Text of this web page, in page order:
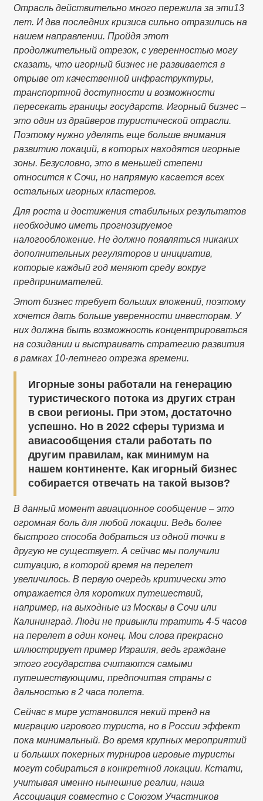
Отрасль действительно много пережила за эти13
лет. И два последних кризиса сильно отразились на
нашем направлении. Пройдя этот
продолжительный отрезок, с уверенностью могу
сказать, что игорный бизнес не развивается в
отрыве от качественной инфраструктуры,
транспортной доступности и возможности
пересекать границы государств. Игорный бизнес –
это один из драйверов туристической отрасли.
Поэтому нужно уделять еще больше внимания
развитию локаций, в которых находятся игорные
зоны. Безусловно, это в меньшей степени
относится к Сочи, но напрямую касается всех
остальных игорных кластеров.
Для роста и достижения стабильных результатов
необходимо иметь прогнозируемое
налогообложение. Не должно появляться никаких
дополнительных регуляторов и инициатив,
которые каждый год меняют среду вокруг
предпринимателей.
Этот бизнес требует больших вложений, поэтому
хочется дать больше уверенности инвесторам. У
них должна быть возможность концентрироваться
на созидании и выстраивать стратегию развития
в рамках 10-летнего отрезка времени.
Игорные зоны работали на генерацию
туристического потока из других стран
в свои регионы. При этом, достаточно
успешно. Но в 2022 сферы туризма и
авиасообщения стали работать по
другим правилам, как минимум на
нашем континенте. Как игорный бизнес
собирается отвечать на такой вызов?
В данный момент авиационное сообщение – это
огромная боль для любой локации. Ведь более
быстрого способа добраться из одной точки в
другую не существует. А сейчас мы получили
ситуацию, в которой время на перелет
увеличилось. В первую очередь критически это
отражается для коротких путешествий,
например, на выходные из Москвы в Сочи или
Калининград. Люди не привыкли тратить 4-5 часов
на перелет в один конец. Мои слова прекрасно
иллюстрирует пример Израиля, ведь граждане
этого государства считаются самыми
путешествующими, предпочитая страны с
дальностью в 2 часа полета.
Сейчас в мире установился некий тренд на
миграцию игрового туриста, но в России эффект
пока минимальный. Во время крупных мероприятий
и больших покерных турниров игровые туристы
могут собираться в конкретной локации. Кстати,
учитывая именно нынешние реалии, наша
Ассоциация совместно с Союзом Участников